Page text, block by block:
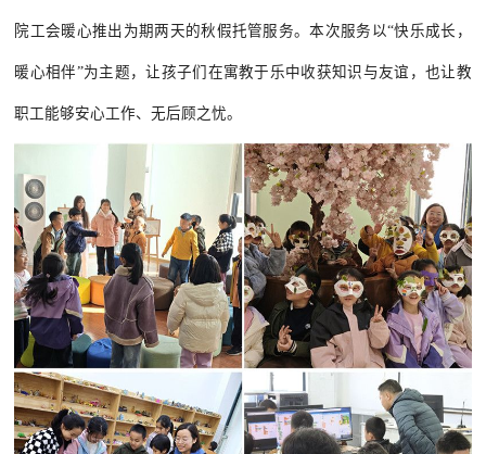
院工会 暖心推出为期两天的秋假托管服务。本次服务以“快乐成长，
暖心相伴”为主题，让孩子们在寓教于乐中收获知识与友谊，也让教
职工能够安心工作、无后顾之忧。